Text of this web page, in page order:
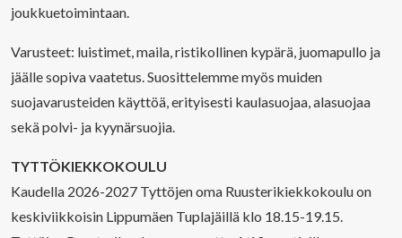
joukkuetoimintaan.
Varusteet: luistimet, maila, ristikollinen kypärä, juomapullo ja
jäälle sopiva vaatetus. Suosittelemme myös muiden
suojavarusteiden käyttöä, erityisesti kaulasuojaa, alasuojaa
sekä polvi- ja kyynärsuojia.
TYTTÖKIEKKOKOULU
Kaudella 2026-2027 Tyttöjen oma Ruusterikiekkokoulu on
keskiviikkoisin Lippumäen Tuplajäillä klo 18.15-19.15.